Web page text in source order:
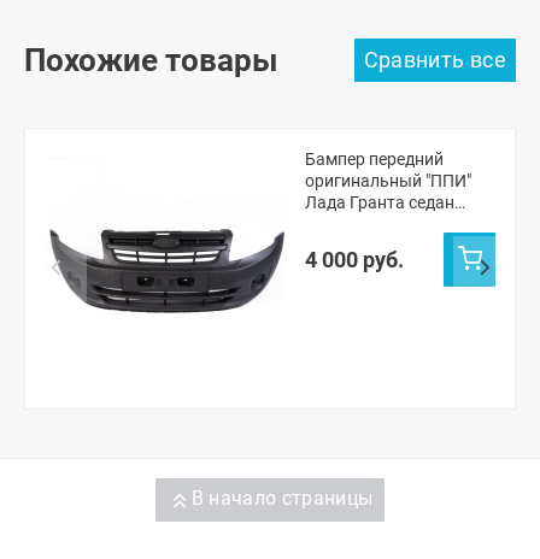
Похожие товары
Бампер передний
оригинальный "ППИ"
Лада Гранта седан
4 000 руб.
В начало страницы